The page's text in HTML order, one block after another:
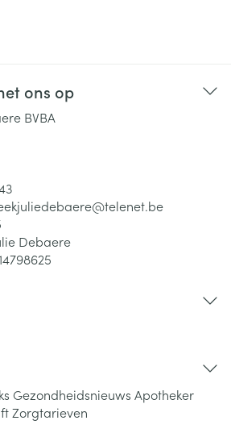
ons op
BVBA
telenet.be
Debaere
Gezondheidsnieuws Apotheker
Zorgtarieven